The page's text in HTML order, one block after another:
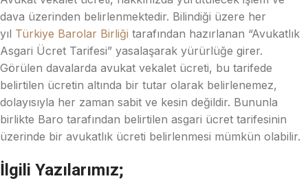
dava üzerinden belirlenmektedir. Bilindiği üzere her
yıl Türkiye Barolar Birliği tarafından hazırlanan “Avukatlık
Asgari Ücret Tarifesi” yasalaşarak yürürlüğe girer.
Görülen davalarda avukat vekalet ücreti, bu tarifede
belirtilen ücretin altında bir tutar olarak belirlenemez,
dolayısıyla her zaman sabit ve kesin değildir. Bununla
birlikte Baro tarafından belirtilen asgari ücret tarifesinin
üzerinde bir avukatlık ücreti belirlenmesi mümkün olabilir.
İlgili Yazılarımız;